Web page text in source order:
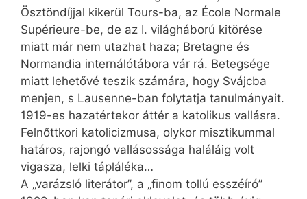
Ösztöndíjjal kikerül Tours-ba, az École Normale
Supérieure-be, de az I. világháború kitörése
miatt már nem utazhat haza; Bretagne és
Normandia internálótábora vár rá. Betegsége
miatt lehetővé teszik számára, hogy Svájcba
menjen, s Lausenne-ban folytatja tanulmányait.
1919-es hazatértekor áttér a katolikus vallásra.
Felnőttkori katolicizmusa, olykor misztikummal
határos, rajongó vallásossága haláláig volt
vigasza, lelki tápláléka…
A „varázsló literátor”, a „finom tollú esszéíró”